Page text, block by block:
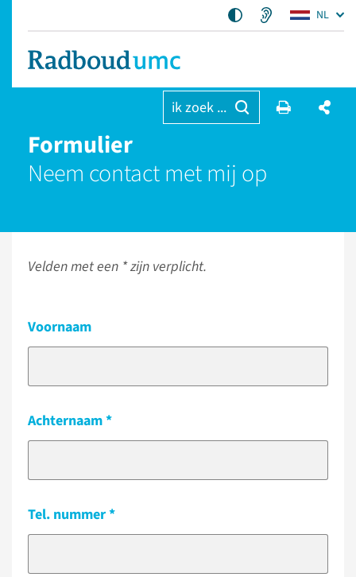
NL
ik zoek ...
Formulier
Neem contact met mij op
Velden met een * zijn verplicht.
Voornaam
Achternaam
Tel. nummer